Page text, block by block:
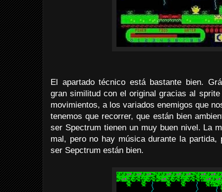
El apartado técnico está bastante bien.
gran similitud con el original gracias al
movimientos, a los variados enemigos que
tenemos que recorrer, que están bien
ser Spectrum tienen un muy buen nivel. La
mal, pero no hay música durante la
ser Sepctrum están bien.